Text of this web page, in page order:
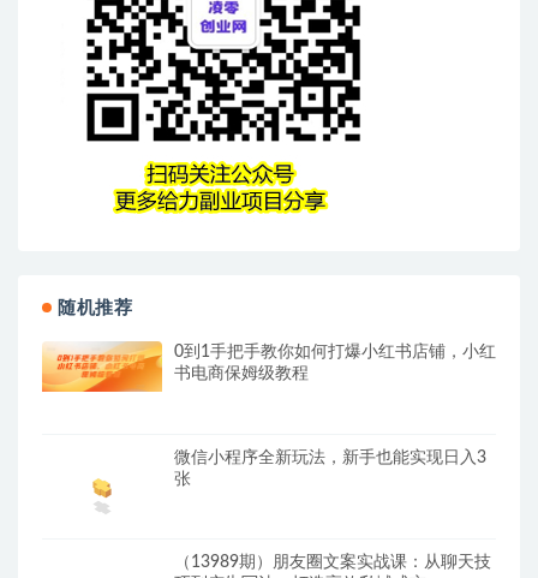
随机推荐
0到1手把手教你如何打爆小红书店铺，小红
书电商保姆级教程
微信小程序全新玩法，新手也能实现日入3
张
（13989期）朋友圈文案实战课：从聊天技